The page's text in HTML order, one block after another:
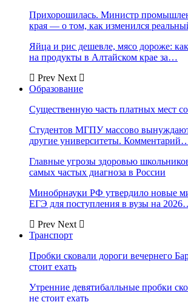
Прихорошилась. Министр
края — о том, как изменился
Яйца и рис дешевле, мясо дороже:
на продукты в Алтайском крае за…
Prev Next
Образование
Существенную часть платных мест
Студентов МГПУ массово вынуждают
другие университеты.
Главные угрозы здоровью
самых частых диагноза в России
Минобрнауки РФ утвердило новые
ЕГЭ для поступления в вузы на
Prev Next
Транспорт
Пробки сковали дороги вечернего
стоит ехать
Утренние девятибалльные пробки
не стоит ехать